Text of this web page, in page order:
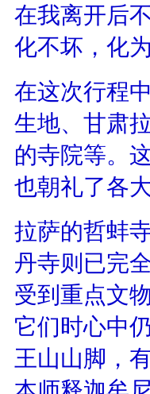
在我离开后
化不坏，化
在这次行程
生地、甘肃
的寺院等。
也朝礼了各
拉萨的哲蚌
丹寺则已完
受到重点文
它们时心中
王山山脚，